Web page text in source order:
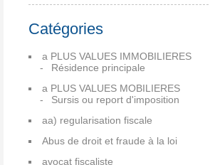
Catégories
a PLUS VALUES IMMOBILIERES
Résidence principale
a PLUS VALUES MOBILIERES
Sursis ou report d'imposition
aa) regularisation fiscale
Abus de droit et fraude à la loi
avocat fiscaliste